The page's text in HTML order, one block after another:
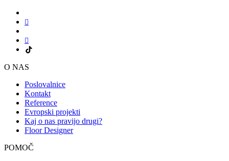
O NAS
Poslovalnice
Kontakt
Reference
Evropski projekti
Kaj o nas pravijo drugi?
Floor Designer
POMOČ